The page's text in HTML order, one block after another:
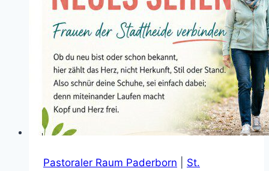
Pastoraler Raum Paderborn
St.